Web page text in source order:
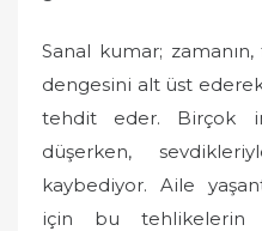
Sanal kumar;
dengesini alt üst
tehdit eder. Birçok
düşerken,
kaybediyor. Aile
için bu tehlikelerin